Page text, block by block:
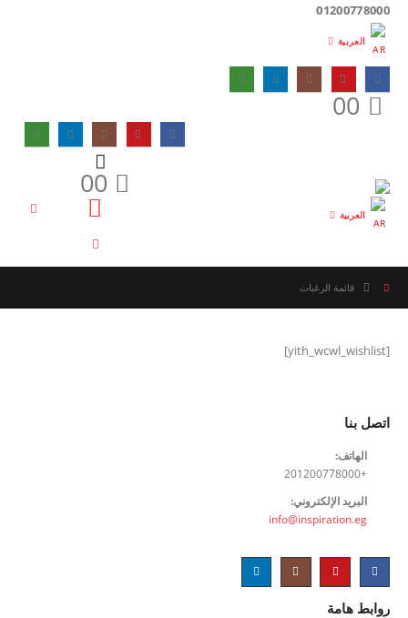
01200778000
العربية
00
العربية
00
قائمة الرغبات
[yith_wcwl_wishlist]
اتصل بنا
الهاتف:
+201200778000
البريد الإلكتروني:
info@inspiration.eg
روابط هامة